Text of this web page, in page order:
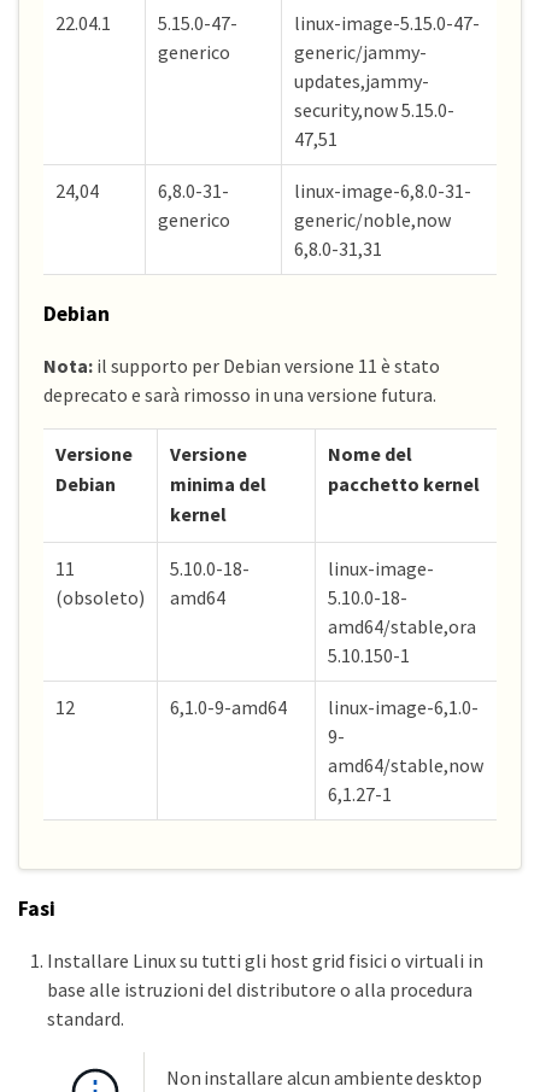
22.04.1
5.15.0-47-
generico
linux-image-5.15.0-47-
generic/jammy-
updates,jammy-
security,now 5.15.0-
47,51
24,04
6,8.0-31-
generico
linux-image-6,8.0-31-
generic/noble,now
6,8.0-31,31
Debian
Nota:il supporto per Debian versione 11 è stato
deprecato e sarà rimosso in una versione futura.
Versione
Debian
Versione
minima del
kernel
Nome del
pacchetto kernel
11
(obsoleto)
5.10.0-18-
amd64
linux-image-
5.10.0-18-
amd64/stable,ora
5.10.150-1
12 6,1.0-9-amd64
linux-image-6,1.0-
9-
amd64/stable,now
6,1.27-1
Fasi
Installare Linux su tutti gli host grid fisici o virtuali in
base alle istruzioni del distributore o alla procedura
standard.
Non installare alcun ambiente desktop